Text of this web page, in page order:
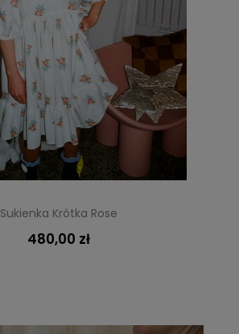
Sukienka Krótka Rose
480,00 zł